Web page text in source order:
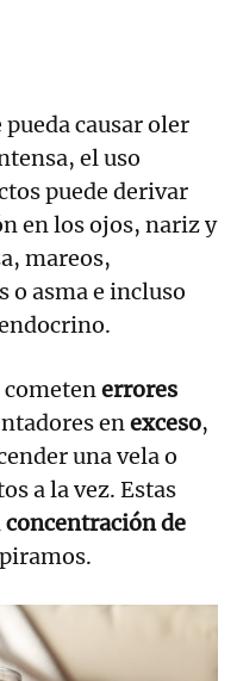
pueda causar oler
el uso
puede derivar
en los ojos, nariz y
mareos,
o asma e incluso
cometenerrores
enexceso,
una vela o
a la vez. Estas
concentración de